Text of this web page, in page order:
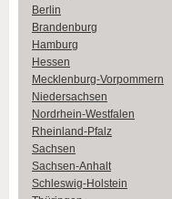
Berlin
Brandenburg
Hamburg
Hessen
Mecklenburg-Vorpommern
Niedersachsen
Nordrhein-Westfalen
Rheinland-Pfalz
Sachsen
Sachsen-Anhalt
Schleswig-Holstein